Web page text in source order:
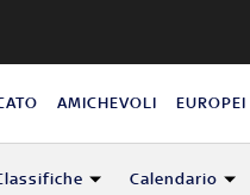
AMICHEVOLI
Calendario